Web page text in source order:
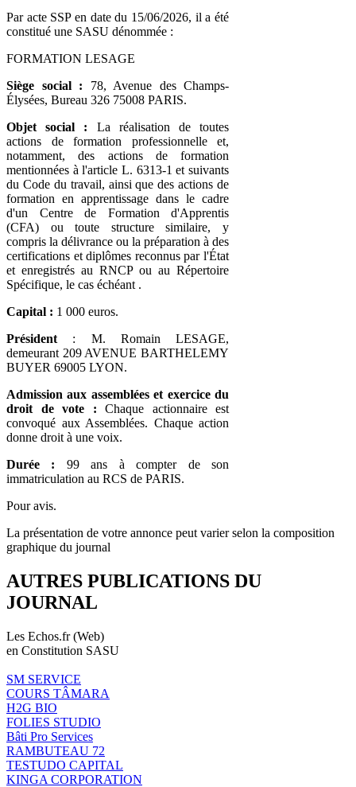
Par acte SSP en date du 15/06/2026, il a été
constitué une SASU dénommée :
FORMATION LESAGE
Siège social : 78, Avenue des Champs-
Élysées, Bureau 326 75008 PARIS.
Objet social : La réalisation de toutes
actions de formation professionnelle et,
notamment, des actions de formation
mentionnées à l'article L. 6313-1 et suivants
du Code du travail, ainsi que des actions de
formation en apprentissage dans le cadre
d'un Centre de Formation d'Apprentis
(CFA) ou toute structure similaire, y
compris la délivrance ou la préparation à des
certifications et diplômes reconnus par l'État
et enregistrés au RNCP ou au Répertoire
Spécifique, le cas échéant .
Capital : 1 000 euros.
Président : M. Romain LESAGE,
demeurant 209 AVENUE BARTHELEMY
BUYER 69005 LYON.
Admission aux assemblées et exercice du
droit de vote : Chaque actionnaire est
convoqué aux Assemblées. Chaque action
donne droit à une voix.
Durée : 99 ans à compter de son
immatriculation au RCS de PARIS.
Pour avis.
La présentation de votre annonce peut varier selon la composition
graphique du journal
AUTRES PUBLICATIONS DU
JOURNAL
Les Echos.fr (Web)
en Constitution SASU
SM SERVICE
COURS TÂMARA
H2G BIO
FOLIES STUDIO
Bâti Pro Services
RAMBUTEAU 72
TESTUDO CAPITAL
KINGA CORPORATION